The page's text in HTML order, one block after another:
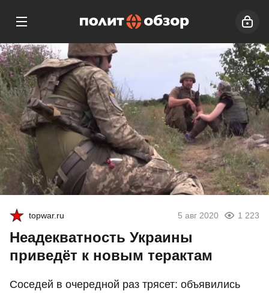
topwar.ru 5 авг 2020 1 223
Неадекватность Украины
приведёт к новым терактам
Соседей в очередной раз трясет: объявились